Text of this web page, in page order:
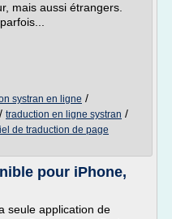
mais aussi étrangers.
systran en ligne /
/ traduction en ligne systran /
de traduction de page
pour iPhone,
seule application de